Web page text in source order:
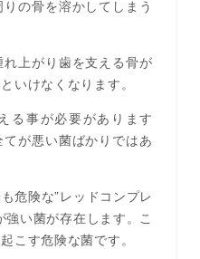
の骨を溶かしてしまう
上がり歯を支える骨が
いけなくなります。
る事が必要があります
が悪い菌ばかりではあ
危険な”レッドコンプレ
強い菌が存在します。こ
こす危険な菌です。